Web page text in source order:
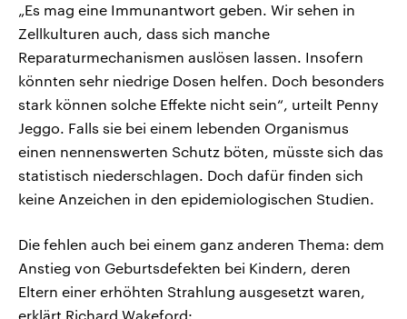
„Es mag eine Immunantwort geben. Wir sehen in
Zellkulturen auch, dass sich manche
Reparaturmechanismen auslösen lassen. Insofern
könnten sehr niedrige Dosen helfen. Doch besonders
stark können solche Effekte nicht sein“, urteilt Penny
Jeggo. Falls sie bei einem lebenden Organismus
einen nennenswerten Schutz böten, müsste sich das
statistisch niederschlagen. Doch dafür finden sich
keine Anzeichen in den epidemiologischen Studien.
Die fehlen auch bei einem ganz anderen Thema: dem
Anstieg von Geburtsdefekten bei Kindern, deren
Eltern einer erhöhten Strahlung ausgesetzt waren,
erklärt Richard Wakeford: